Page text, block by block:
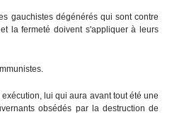
gauchistes dégénérés qui sont contre
la fermeté doivent s'appliquer à leurs
lui qui aura avant tout été une
obsédés par la destruction de